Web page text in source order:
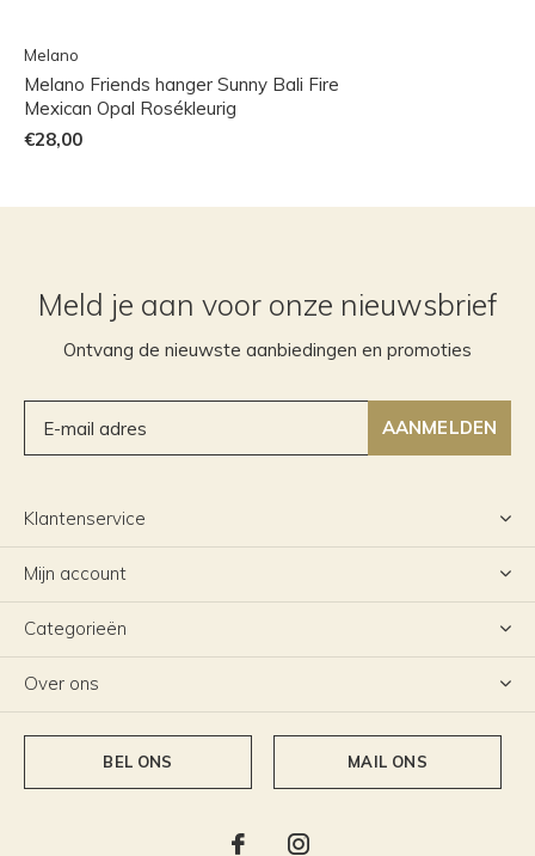
Melano
Melano Friends hanger Sunny Bali Fire
Mexican Opal Rosékleurig
€28,00
Meld je aan voor onze nieuwsbrief
Ontvang de nieuwste aanbiedingen en promoties
AANMELDEN
Klantenservice
Mijn account
Categorieën
Over ons
BEL ONS MAIL ONS